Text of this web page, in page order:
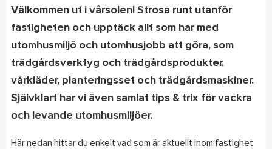
Välkommen ut i vårsolen! Strosa runt utanför
fastigheten och upptäck allt som har med
utomhusmiljö och utomhusjobb att göra, som
trädgårdsverktyg och trädgårdsprodukter,
vårkläder, planteringsset och trädgårdsmaskiner.
Självklart har vi även samlat tips & trix för vackra
och levande utomhusmiljöer.
Här nedan hittar du enkelt vad som är aktuellt inom fastighet